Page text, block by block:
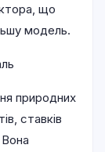
що
модель.
природних
ставків